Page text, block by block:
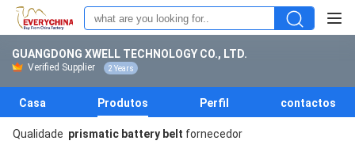
GUANGDONG XWELL TECHNOLOGY CO., LTD.
Verified Supplier 2 Years
Casa Produtos Perfil contactos
Qualidade prismatic battery belt fornecedor